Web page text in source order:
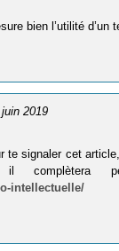
bien l’utilité d’un
juin 2019
signaler cet
complètera
intellectuelle/